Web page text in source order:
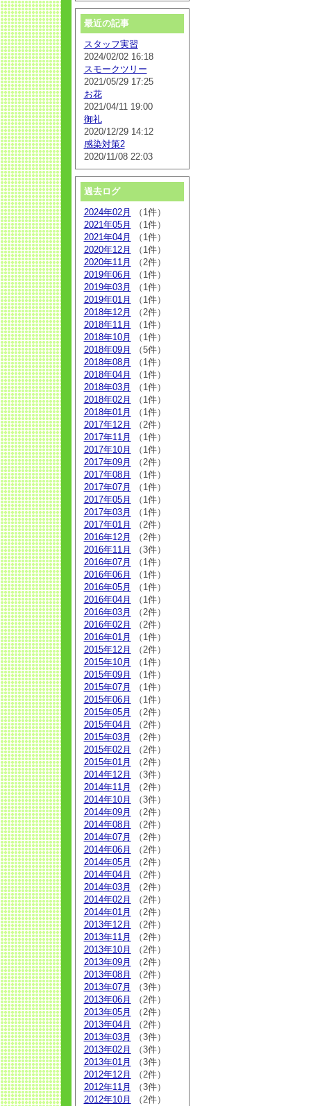
最近の記事
スタッフ実習
2024/02/02 16:18
スモークツリー
2021/05/29 17:25
お花
2021/04/11 19:00
御礼
2020/12/29 14:12
感染対策2
2020/11/08 22:03
過去ログ
2024年02月
（1件）
2021年05月
（1件）
2021年04月
（1件）
2020年12月
（1件）
2020年11月
（2件）
2019年06月
（1件）
2019年03月
（1件）
2019年01月
（1件）
2018年12月
（2件）
2018年11月
（1件）
2018年10月
（1件）
2018年09月
（5件）
2018年08月
（1件）
2018年04月
（1件）
2018年03月
（1件）
2018年02月
（1件）
2018年01月
（1件）
2017年12月
（2件）
2017年11月
（1件）
2017年10月
（1件）
2017年09月
（2件）
2017年08月
（1件）
2017年07月
（1件）
2017年05月
（1件）
2017年03月
（1件）
2017年01月
（2件）
2016年12月
（2件）
2016年11月
（3件）
2016年07月
（1件）
2016年06月
（1件）
2016年05月
（1件）
2016年04月
（1件）
2016年03月
（2件）
2016年02月
（2件）
2016年01月
（1件）
2015年12月
（2件）
2015年10月
（1件）
2015年09月
（1件）
2015年07月
（1件）
2015年06月
（1件）
2015年05月
（2件）
2015年04月
（2件）
2015年03月
（2件）
2015年02月
（2件）
2015年01月
（2件）
2014年12月
（3件）
2014年11月
（2件）
2014年10月
（3件）
2014年09月
（2件）
2014年08月
（2件）
2014年07月
（2件）
2014年06月
（2件）
2014年05月
（2件）
2014年04月
（2件）
2014年03月
（2件）
2014年02月
（2件）
2014年01月
（2件）
2013年12月
（2件）
2013年11月
（2件）
2013年10月
（2件）
2013年09月
（2件）
2013年08月
（2件）
2013年07月
（3件）
2013年06月
（2件）
2013年05月
（2件）
2013年04月
（2件）
2013年03月
（3件）
2013年02月
（3件）
2013年01月
（3件）
2012年12月
（2件）
2012年11月
（3件）
2012年10月
（2件）